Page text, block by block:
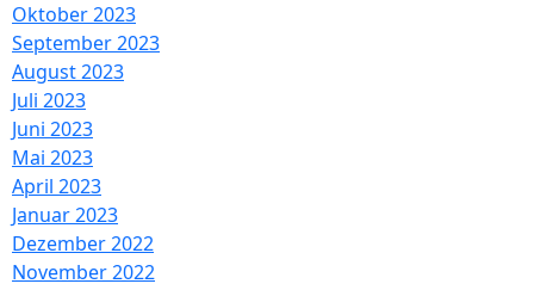
Oktober 2023
September 2023
August 2023
Juli 2023
Juni 2023
Mai 2023
April 2023
Januar 2023
Dezember 2022
November 2022